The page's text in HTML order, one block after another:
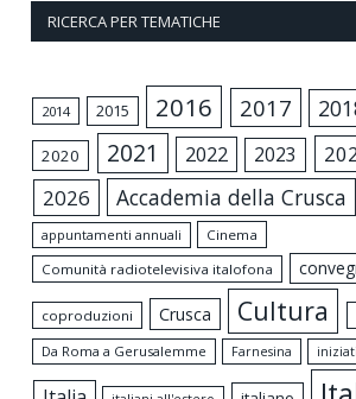
RICERCA PER TEMATICHE
2014 2015 2016 2017
2020 2021 2022 2023
2026 Accademia della Crusca
appuntamenti annuali
Cinema
Comunità radiotelevisiva italofona
coproduzioni Crusca Cultura
Da Roma a Gerusalemme
Farnesina